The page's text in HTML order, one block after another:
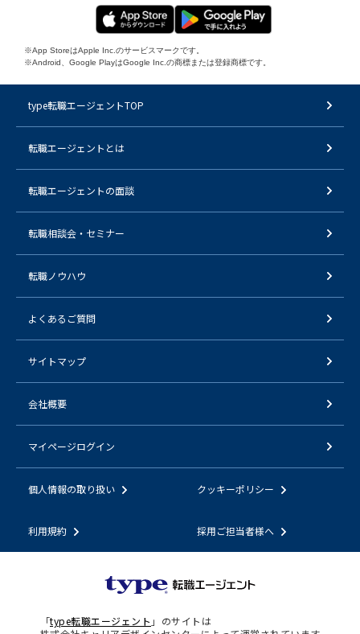
※App StoreはApple Inc.のサービスマークです。
※Android、Google PlayはGoogle Inc.の商標または登録商標です。
type転職エージェントTOP
転職エージェントとは
転職エージェントの面談
転職相談会・セミナー
転職ノウハウ
よくあるご質問
サイトマップ
会社概要
マイページログイン
個人情報の取り扱い クッキーポリシー
利用規約 採用ご担当者様へ
「type転職エージェント 」のサイトは